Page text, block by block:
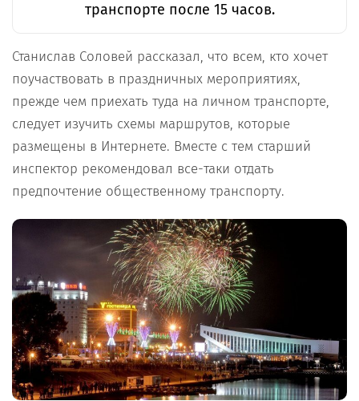
транспорте после 15 часов.
Станислав Соловей рассказал, что всем, кто хочет
поучаствовать в праздничных мероприятиях,
прежде чем приехать туда на личном транспорте,
следует изучить схемы маршрутов, которые
размещены в Интернете. Вместе с тем старший
инспектор рекомендовал все-таки отдать
предпочтение общественному транспорту.